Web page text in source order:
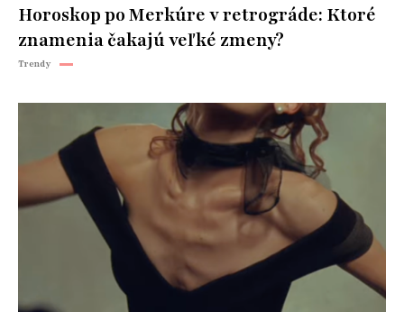
Horoskop po Merkúre v retrográde: Ktoré
znamenia čakajú veľké zmeny?
Trendy